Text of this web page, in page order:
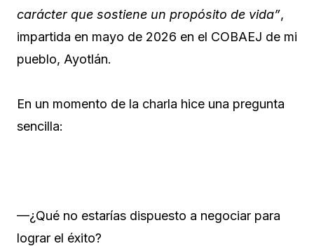
carácter que sostiene un propósito de vida”,
impartida en mayo de 2026 en el COBAEJ de mi
pueblo, Ayotlán.
En un momento de la charla hice una pregunta
sencilla:
—¿Qué no estarías dispuesto a negociar para
lograr el éxito?